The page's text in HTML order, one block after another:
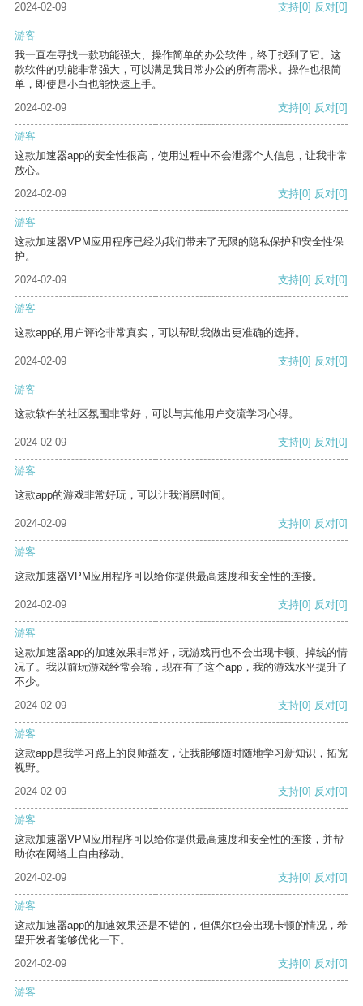
2024-02-09 支持[0] 反对[0]
游客
我一直在寻找一款功能强大、操作简单的办公软件，终于找到了它。这
款软件的功能非常强大，可以满足我日常办公的所有需求。操作也很简
单，即使是小白也能快速上手。
2024-02-09
支持[0] 反对[0]
游客
这款加速器app的安全性很高，使用过程中不会泄露个人信息，让我非常
放心。
2024-02-09
支持[0] 反对[0]
游客
这款加速器VPM应用程序已经为我们带来了无限的隐私保护和安全性保
护。
2024-02-09
支持[0] 反对[0]
游客
这款app的用户评论非常真实，可以帮助我做出更准确的选择。
2024-02-09 支持[0] 反对[0]
游客
这款软件的社区氛围非常好，可以与其他用户交流学习心得。
2024-02-09 支持[0] 反对[0]
游客
这款app的游戏非常好玩，可以让我消磨时间。
2024-02-09 支持[0] 反对[0]
游客
这款加速器VPM应用程序可以给你提供最高速度和安全性的连接。
2024-02-09 支持[0] 反对[0]
游客
这款加速器app的加速效果非常好，玩游戏再也不会出现卡顿、掉线的情
况了。我以前玩游戏经常会输，现在有了这个app，我的游戏水平提升了
不少。
2024-02-09
支持[0] 反对[0]
游客
这款app是我学习路上的良师益友，让我能够随时随地学习新知识，拓宽
视野。
2024-02-09
支持[0] 反对[0]
游客
这款加速器VPM应用程序可以给你提供最高速度和安全性的连接，并帮
助你在网络上自由移动。
2024-02-09
支持[0] 反对[0]
游客
这款加速器app的加速效果还是不错的，但偶尔也会出现卡顿的情况，希
望开发者能够优化一下。
2024-02-09
支持[0] 反对[0]
游客